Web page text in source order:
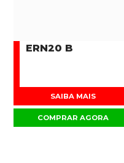
ERN20 B
SAIBA MAIS
COMPRAR AGORA